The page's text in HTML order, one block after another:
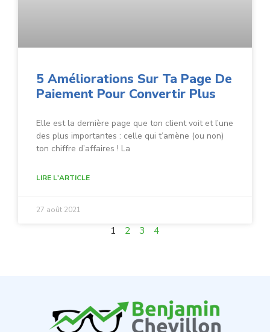
5 Améliorations Sur Ta Page De
Paiement Pour Convertir Plus
Elle est la dernière page que ton client voit et l’une
des plus importantes : celle qui t’amène (ou non)
ton chiffre d’affaires ! La
LIRE L'ARTICLE
27 août 2021
1 2 3 4